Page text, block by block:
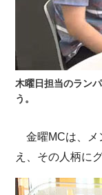
木曜日担当のラン
う。
金曜MCは、メ
え、その人柄に